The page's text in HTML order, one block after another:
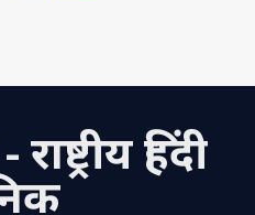
l e
हिंदी